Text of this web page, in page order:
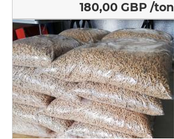
180,00 GBP /